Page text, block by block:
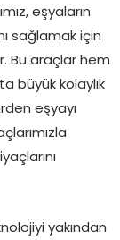
eşyaların
sağlamak için
Bu araçlar hem
büyük kolaylık
eşyayı
yakından